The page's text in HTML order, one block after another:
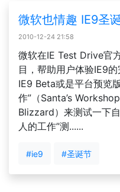
微软也情趣 IE9圣
2010-12-24 21:58
微软在IE Test Drive官
目，帮助用户体验IE9
IE9 Beta或是平台预览
作”（Santa’s
Blizzard）来测试一
人的工作”测......
#ie9 #圣诞节